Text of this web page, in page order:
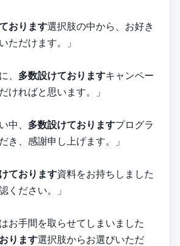
おります選択肢の中から、お好き
ただけます。」
、 多数設けておりますキャンペー
ければと思います。」
中、 多数設けておりますプログラ
き、感謝申し上げます。」
ております資料をお持ちしました
ください。」
お手間を取らせてしまいました
ります選択肢からお選びいただ